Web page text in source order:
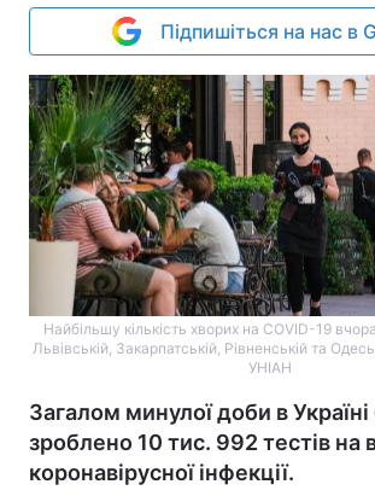
Підпишіться на нас в
Найбільшу кількість хворих на COVID-19
Львівській, Закарпатській, Рівненській та
УНІАН
Загалом минулої доби в
зроблено 10 тис. 992 тестів на
коронавірусної інфекції.